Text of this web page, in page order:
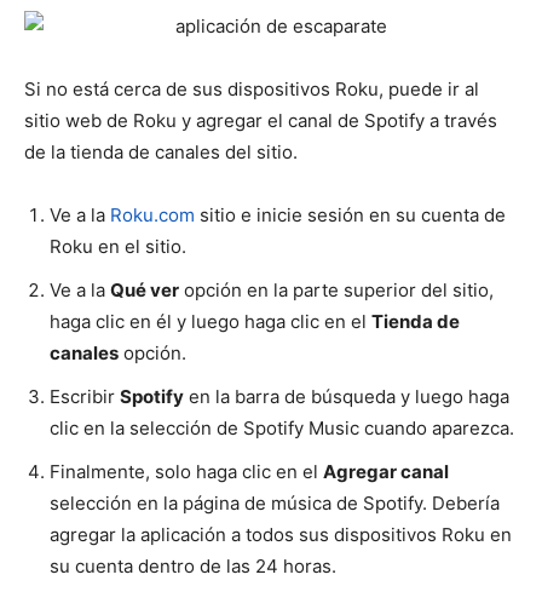
Si no está cerca de sus dispositivos Roku, puede ir al
sitio web de Roku y agregar el canal de Spotify a través
de la tienda de canales del sitio.
Ve a la Roku.com sitio e inicie sesión en su cuenta de
Roku en el sitio.
Ve a la Qué ver opción en la parte superior del sitio,
haga clic en él y luego haga clic en el Tienda de
canales opción.
Escribir Spotify en la barra de búsqueda y luego haga
clic en la selección de Spotify Music cuando aparezca.
Finalmente, solo haga clic en el Agregar canal
selección en la página de música de Spotify. Debería
agregar la aplicación a todos sus dispositivos Roku en
su cuenta dentro de las 24 horas.